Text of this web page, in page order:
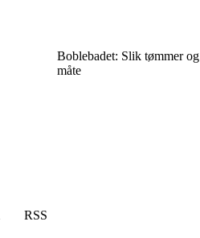
Boblebadet: Slik tømmer
måte
RSS